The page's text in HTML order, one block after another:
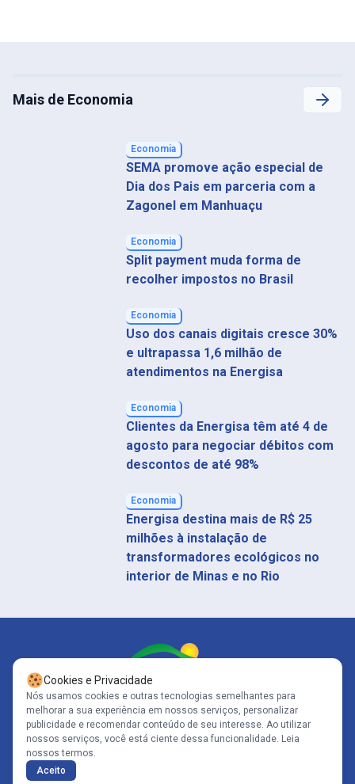
Mais de Economia
Economia
SEMA promove ação especial de
Dia dos Pais em parceria com a
Zagonel em Manhuaçu
Economia
Split payment muda forma de
recolher impostos no Brasil
Economia
Uso dos canais digitais cresce 30%
e ultrapassa 1,6 milhão de
atendimentos na Energisa
Economia
Clientes da Energisa têm até 4 de
agosto para negociar débitos com
descontos de até 98%
Economia
Energisa destina mais de R$ 25
milhões à instalação de
transformadores ecológicos no
interior de Minas e no Rio
Siga-nos
Copyright© 2005-2026 - Portal Caparaó - CNPJ: 10.570.353/0001-80 | Todos
os direitos reservados .
Cookies e Privacidade
Nós usamos cookies e outras tecnologias semelhantes para
melhorar a sua experiência em nossos serviços, personalizar
publicidade e recomendar conteúdo de seu interesse. Ao utilizar
nossos serviços, você está ciente dessa funcionalidade. Leia
nossos termos.
Aceito